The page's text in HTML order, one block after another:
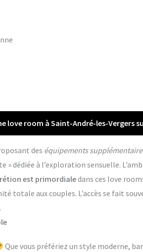
love room à Saint-André-les-Vergers
des équipements
» dédiée à l’exploration sensuelle.
est primordialedans ces love
totale aux couples. L’accès se fait
Que vous préfériez un style moderne,